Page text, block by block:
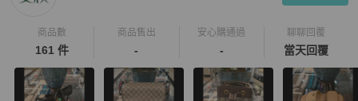
商品數
161 件
商品售出
-
安心購通過
-
聊聊回覆
當天回覆